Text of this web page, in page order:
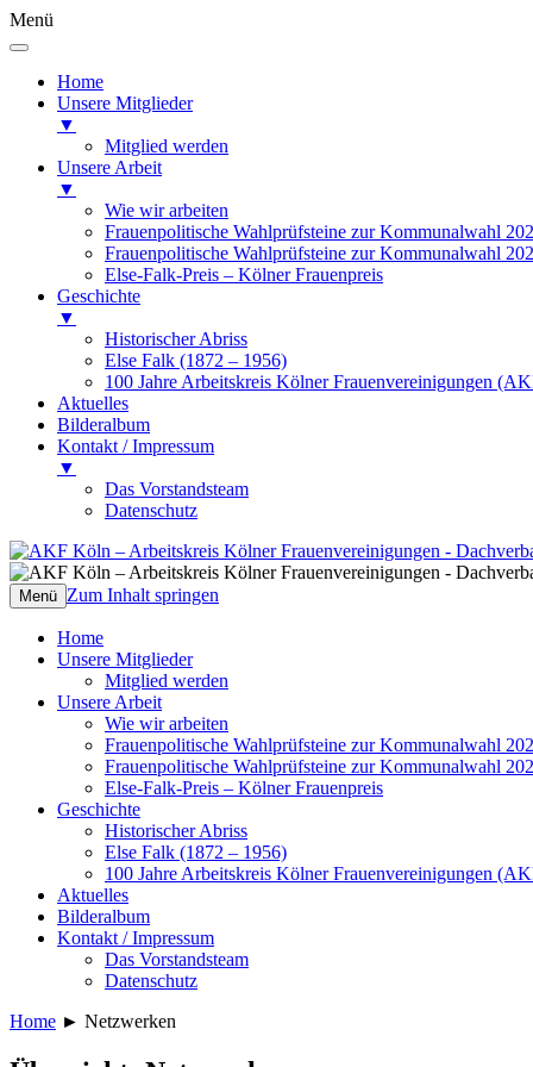
Menü
Home
Unsere Mitglieder
▼
Mitglied werden
Unsere Arbeit
▼
Wie wir arbeiten
Frauenpolitische Wahlprüfsteine zur Kommunalwahl
Frauenpolitische Wahlprüfsteine zur Kommunalwahl
Else-Falk-Preis – Kölner Frauenpreis
Geschichte
▼
Historischer Abriss
Else Falk (1872 – 1956)
100 Jahre Arbeitskreis Kölner Frauenvereinigungen
Aktuelles
Bilderalbum
Kontakt / Impressum
▼
Das Vorstandsteam
Datenschutz
AKF Köln – Arbeitskreis Kölner
Dachverband Kölner Frauenverbände,
Menü Zum Inhalt springen
Home
Unsere Mitglieder
Mitglied werden
Unsere Arbeit
Wie wir arbeiten
Frauenpolitische Wahlprüfsteine zur Kommunalwahl
Frauenpolitische Wahlprüfsteine zur Kommunalwahl
Else-Falk-Preis – Kölner Frauenpreis
Geschichte
Historischer Abriss
Else Falk (1872 – 1956)
100 Jahre Arbeitskreis Kölner Frauenvereinigungen
Aktuelles
Bilderalbum
Kontakt / Impressum
Das Vorstandsteam
Datenschutz
Home ► Netzwerken